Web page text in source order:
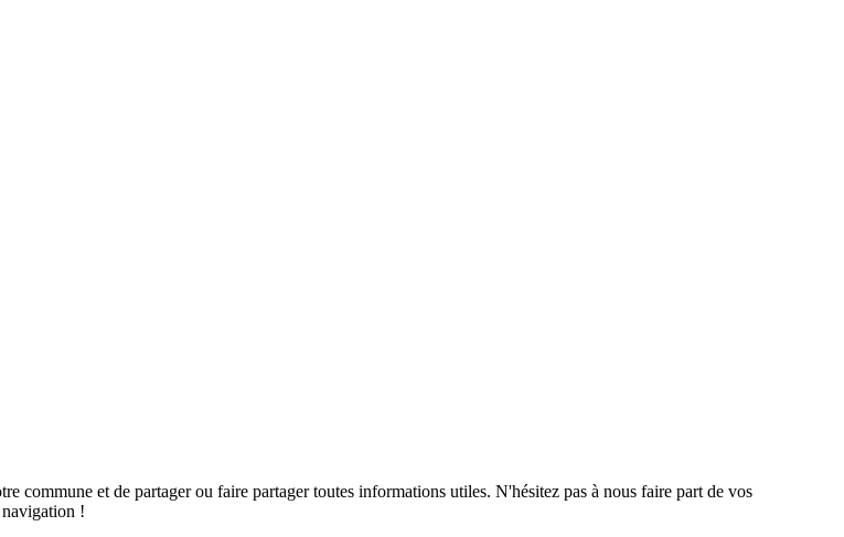
commune et de partager ou faire partager toutes informations utiles. N'hésitez pas à nous faire part de vos
!